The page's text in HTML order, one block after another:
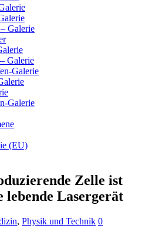
Galerie
Galerie
Galerie
Galerie
(EU)
Zelle ist
lebende Lasergerät
, Physik und Technik 0